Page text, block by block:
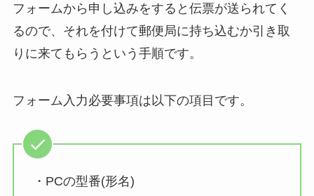
フォームから申し込みをすると伝票が送られてく
るので、それを付けて郵便局に持ち込むか引き取
りに来てもらうという手順です。
フォーム入力必要事項は以下の項目です。
・PCの型番(形名)